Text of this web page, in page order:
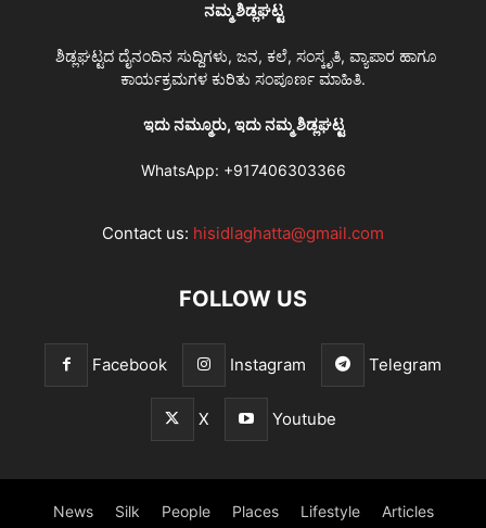
ನಮ್ಮ ಶಿಡ್ಲಘಟ್ಟ
ಶಿಡ್ಲಘಟ್ಟದ ದೈನಂದಿನ ಸುದ್ದಿಗಳು, ಜನ, ಕಲೆ, ಸಂಸ್ಕೃತಿ, ವ್ಯಾಪಾರ ಹಾಗೂ
ಕಾರ್ಯಕ್ರಮಗಳ ಕುರಿತು ಸಂಪೂರ್ಣ ಮಾಹಿತಿ.
ಇದು ನಮ್ಮೂರು, ಇದು ನಮ್ಮ ಶಿಡ್ಲಘಟ್ಟ
WhatsApp: +917406303366
Contact us: hisidlaghatta@gmail.com
FOLLOW US
Facebook Instagram Telegram
X Youtube
News Silk People Places Lifestyle Articles